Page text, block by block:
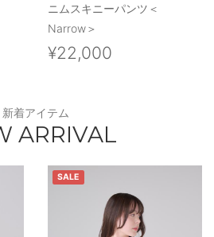
ニムスキニーパンツ＜
Narrow＞
¥22,000
新着アイテム
ARRIVAL
SALE